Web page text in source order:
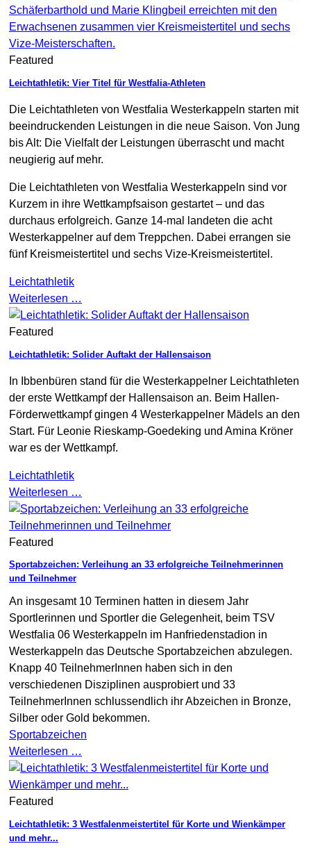
Schäferbarthold und Marie Klingbeil erreichten mit den
Erwachsenen zusammen vier Kreismeistertitel und sechs
Vize-Meisterschaften.
Featured
Leichtathletik: Vier Titel für Westfalia-Athleten
Die Leichtathleten von Westfalia Westerkappeln starten mit
beeindruckenden Leistungen in die neue Saison. Von Jung
bis Alt: Die Vielfalt der Leistungen überrascht und macht
neugierig auf mehr.
Die Leichtathleten von Westfalia Westerkappeln sind vor
Kurzem in ihre Wettkampfsaison gestartet – und das
durchaus erfolgreich. Ganze 14-mal landeten die acht
Westerkappelner auf dem Treppchen. Dabei errangen sie
fünf Kreismeistertitel und sechs Vize-Kreismeistertitel.
Leichtathletik
Weiterlesen …
Featured
Leichtathletik: Solider Auftakt der Hallensaison
In Ibbenbüren stand für die Westerkappelner Leichtathleten
der erste Wettkampf der Hallensaison an. Beim Hallen-
Förderwettkampf gingen 4 Westerkappelner Mädels an den
Start. Für Leonie Rieskamp-Goedeking und Amina Kröner
war es der Wettkampf.
Leichtathletik
Weiterlesen …
Featured
Sportabzeichen: Verleihung an 33 erfolgreiche Teilnehmerinnen
und Teilnehmer
An insgesamt 10 Terminen hatten in diesem Jahr
Sportlerinnen und Sportler die Gelegenheit, beim TSV
Westfalia 06 Westerkappeln im Hanfriedenstadion in
Westerkappeln das Deutsche Sportabzeichen abzulegen.
Knapp 40 TeilnehmerInnen haben sich in den
verschiedenen Disziplinen ausprobiert und 33
TeilnehmerInnen schlussendlich ihr Abzeichen in Bronze,
Silber oder Gold bekommen.
Sportabzeichen
Weiterlesen …
Featured
Leichtathletik: 3 Westfalenmeistertitel für Korte und Wienkämper
und mehr...